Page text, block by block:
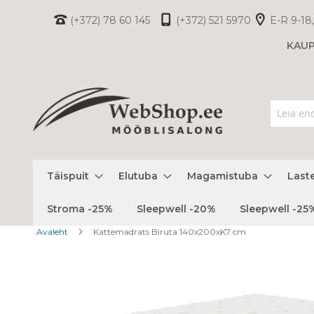
(+372) 78 60 145 (+372) 521 5970
E-R 9-
Täispuit Elutuba Magamistuba
Stroma -25% Sleepwell -20% Sleepwell -
Avaleht Kattemadrats Biruta 140x200xK7 cm